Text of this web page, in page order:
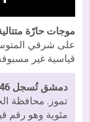
موجات حارّة
على شرقي
قياسية غير
دمشق تُسجل 46 درجة مئوية
مئوية وهو رقم